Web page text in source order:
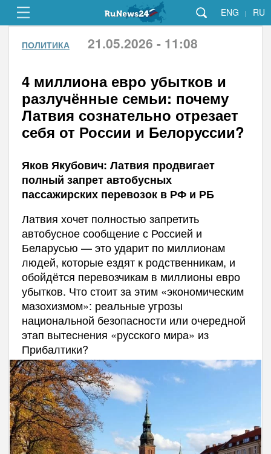
ENG | RU
ПОЛИТИКА 21.05.2026 - 11:08
4 миллиона евро убытков и
разлучённые семьи: почему
Латвия сознательно отрезает
себя от России и Белоруссии?
Яков Якубович: Латвия продвигает
полный запрет автобусных
пассажирских перевозок в РФ и РБ
Латвия хочет полностью запретить
автобусное сообщение с Россией и
Беларусью — это ударит по миллионам
людей, которые ездят к родственникам, и
обойдётся перевозчикам в миллионы евро
убытков. Что стоит за этим «экономическим
мазохизмом»: реальные угрозы
национальной безопасности или очередной
этап вытеснения «русского мира» из
Прибалтики?